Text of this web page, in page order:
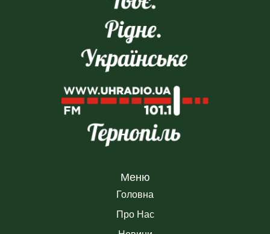
Меню
Головна
Про Нас